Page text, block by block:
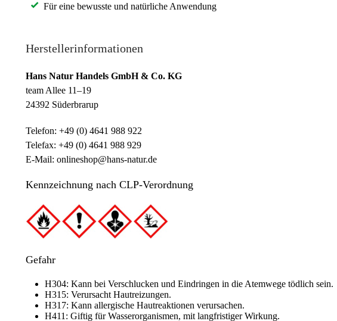
Für eine bewusste und natürliche Anwendung
Herstellerinformationen
Hans Natur Handels GmbH & Co. KG
team Allee 11–19
24392 Süderbrarup
Telefon: +49 (0) 4641 988 922
Telefax: +49 (0) 4641 988 929
E-Mail: onlineshop@hans-natur.de
Kennzeichnung nach CLP-Verordnung
Gefahr
H304: Kann bei Verschlucken und Eindringen in die Atemwege tödlich sein.
H315: Verursacht Hautreizungen.
H317: Kann allergische Hautreaktionen verursachen.
H411: Giftig für Wasserorganismen, mit langfristiger Wirkung.